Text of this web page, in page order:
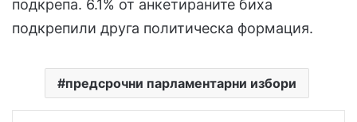
подкрепа. 6.1% от анкетираните биха
подкрепили друга политическа формация.
предсрочни парламентарни избори